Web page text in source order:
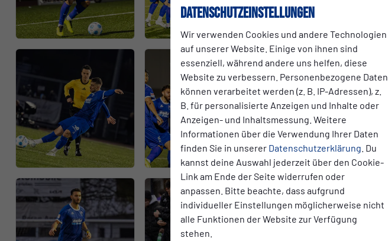
Datenschutzeinstellungen
Wir verwenden Cookies und andere Technologien
auf unserer Website. Einige von ihnen sind
essenziell, während andere uns helfen, diese
Website zu verbessern. Personenbezogene Daten
können verarbeitet werden (z. B. IP-Adressen), z.
B. für personalisierte Anzeigen und Inhalte oder
Anzeigen- und Inhaltsmessung. Weitere
Informationen über die Verwendung Ihrer Daten
finden Sie in unserer Datenschutzerklärung . Du
kannst deine Auswahl jederzeit über den Cookie-
Link am Ende der Seite widerrufen oder
anpassen. Bitte beachte, dass aufgrund
individueller Einstellungen möglicherweise nicht
alle Funktionen der Website zur Verfügung
stehen.